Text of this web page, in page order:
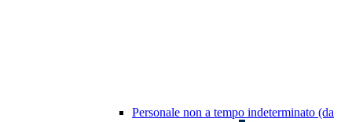
Personale non a tempo indeterminato (da